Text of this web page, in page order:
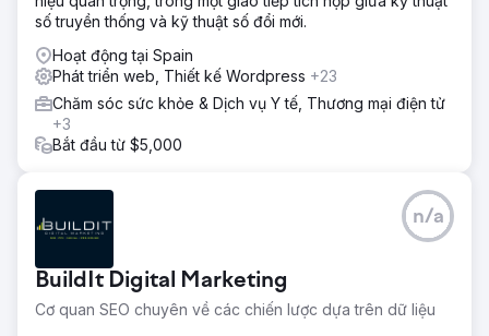
số truyền thống và kỹ thuật số đổi mới.
Hoạt động tại Spain
Phát triển web, Thiết kế Wordpress +23
Chăm sóc sức khỏe & Dịch vụ Y tế, Thương mại điện tử
+3
Bắt đầu từ $5,000
BuildIt Digital Marketing
Cơ quan SEO chuyên về các chiến lược dựa trên dữ liệu
n/a